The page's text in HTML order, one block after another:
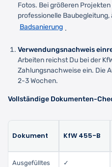
Fotos. Bei größeren
professionelle
Badsanierung .
Verwendungsnachweis
Arbeiten reichst Du bei der
Zahlungsnachweise ein. Die
2-3 Wochen.
Vollständige Dokumenten-
Dokument KfW 455-B
Ausgefülltes
✓